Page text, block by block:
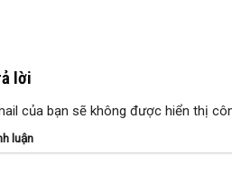
lời
của bạn sẽ không được hiển thị
luận